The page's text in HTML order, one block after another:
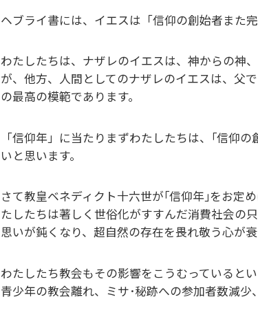
ヘブライ書には、イエスは「信仰の創始者また
わたしたちは、ナザレのイエスは、神からの神
が、他方、人間としてのナザレのイエスは、父
の最高の模範であります。
「信仰年」に当たりまずわたしたちは、｢信仰
いと思います。
さて教皇ベネディクト十六世が｢信仰年｣をお定
たしたちは著しく世俗化がすすんだ消費社会の
思いが鈍くなり、超自然の存在を畏れ敬う心が衰
わたしたち教会もその影響をこうむっていると
青少年の教会離れ、ミサ･秘跡への参加者数減少